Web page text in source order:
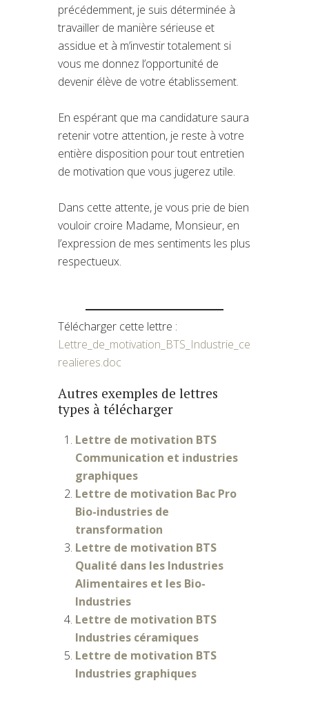
précédemment, je suis déterminée à
travailler de manière sérieuse et
assidue et à m’investir totalement si
vous me donnez l’opportunité de
devenir élève de votre établissement.
En espérant que ma candidature saura
retenir votre attention, je reste à votre
entière disposition pour tout entretien
de motivation que vous jugerez utile.
Dans cette attente, je vous prie de bien
vouloir croire Madame, Monsieur, en
l’expression de mes sentiments les plus
respectueux.
Télécharger cette lettre :
Lettre_de_motivation_BTS_Industrie_ce
realieres.doc
Autres exemples de lettres
types à télécharger
Lettre de motivation BTS
Communication et industries
graphiques
Lettre de motivation Bac Pro
Bio-industries de
transformation
Lettre de motivation BTS
Qualité dans les Industries
Alimentaires et les Bio-
Industries
Lettre de motivation BTS
Industries céramiques
Lettre de motivation BTS
Industries graphiques